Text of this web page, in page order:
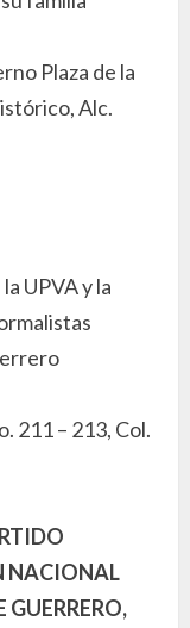
Plaza de la
Alc.
UPVA y la
211 – 213, Col.
NACIONAL
GUERRERO,